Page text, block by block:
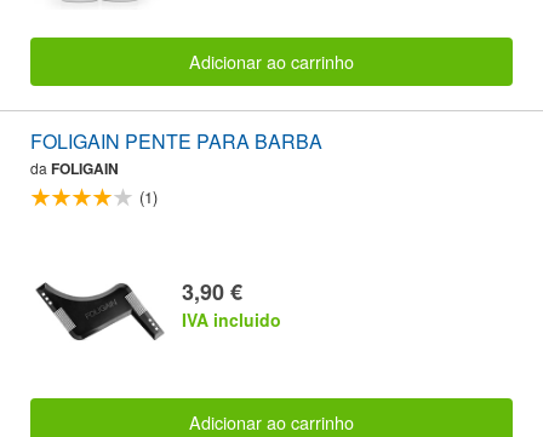
Adicionar ao carrinho
FOLIGAIN PENTE PARA BARBA
da FOLIGAIN
(1)
3,90 €
IVA incluido
Adicionar ao carrinho